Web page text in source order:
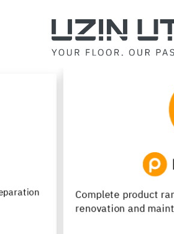
Complete product range for the
renovation and maintenance of